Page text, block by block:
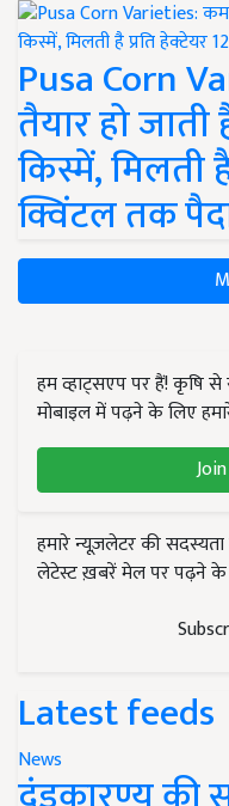
Pusa Corn
तैयार हो
किस्में, मिलती
क्विंटल तक
हम व्हाट्सएप पर हैं! कृषि
मोबाइल में पढ़ने के लिए
हमारे न्यूज़लेटर की
लेटेस्ट ख़बरें मेल पर पढ़ने के
Latest feeds
News